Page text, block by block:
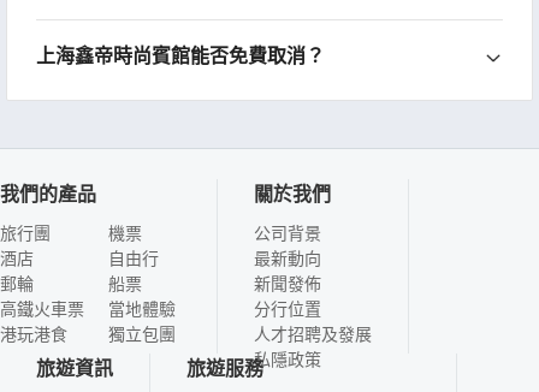
上海鑫帝時尚賓館能否免費取消？
我們的產品
旅行團
酒店
郵輪
高鐵火車票
港玩港食
機票
自由行
船票
當地體驗
獨立包團
關於我們
公司背景
最新動向
新聞發佈
分行位置
人才招聘及發展
私隱政策
旅遊資訊 旅遊服務